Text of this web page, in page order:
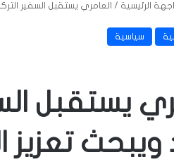
الرئيسية / العامري يستقبل السفير
سياسية
يستقبل
ويبحث تعزيز